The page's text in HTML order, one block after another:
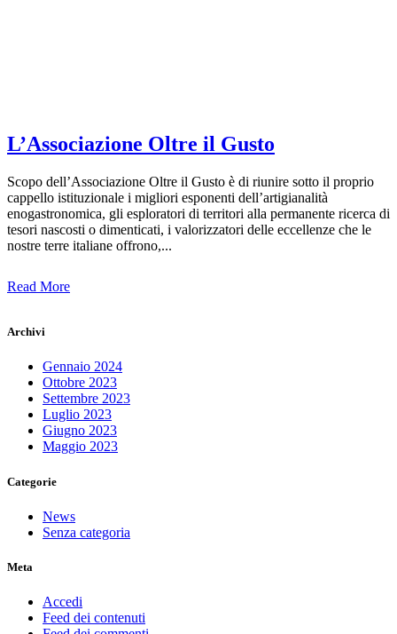
L’Associazione Oltre il Gusto
Scopo dell’Associazione Oltre il Gusto è di riunire sotto il proprio
cappello istituzionale i migliori esponenti dell’artigianalità
enogastronomica, gli esploratori di territori alla permanente ricerca di
tesori nascosti o dimenticati, i valorizzatori delle eccellenze che le
nostre terre italiane offrono,...
Read More
Archivi
Gennaio 2024
Ottobre 2023
Settembre 2023
Luglio 2023
Giugno 2023
Maggio 2023
Categorie
News
Senza categoria
Meta
Accedi
Feed dei contenuti